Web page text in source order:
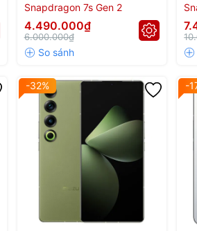
Snapdragon 7s Gen 2
4.490.000₫
6.000.000₫
-32% -